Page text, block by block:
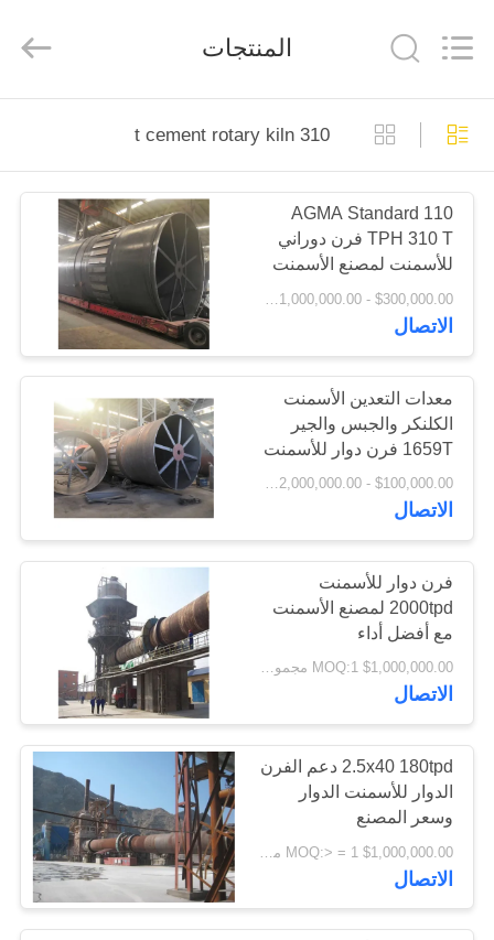
الصفحة
الرئيسية
منتجات
عرض
الواقع
الافتراضي
معلومات
جولة
المعمل
مراقبة
الجودة
اتصل
أخبار
Industries
CO.,LTD.
المنتجات
310 t cement rotary kiln
AGMA Standard 110
TPH 310 T فرن دوراني
للأسمنت لمصنع الأسمنت
$300,000.00 - $1,000,000.00 / Set MOQ:1 مجموعة / مجموعات
الاتصال
معدات التعدين الأسمنت
الكلنكر والجبس والجير
1659T فرن دوار للأسمنت
$100,000.00 - $2,000,000.00 / Set MOQ:1.0 مجموعة / مجموعات
الاتصال
فرن دوار للأسمنت
2000tpd لمصنع الأسمنت
مع أفضل أداء
$1,000,000.00 MOQ:1 مجموعات
الاتصال
2.5x40 180tpd دعم الفرن
الدوار للأسمنت الدوار
وسعر المصنع
الاتصال